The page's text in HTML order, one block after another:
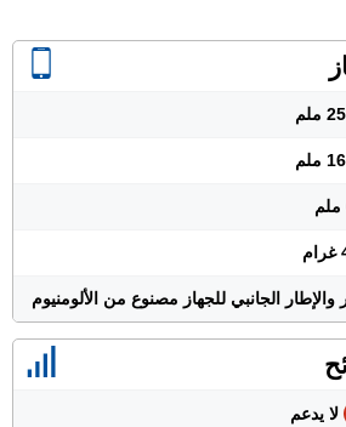
الجانبي للجهاز مصنوع من الألومنيوم
لا يدعم